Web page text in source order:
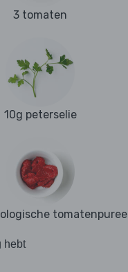
3 tomaten
10g peterselie
tomatenpuree
hebt